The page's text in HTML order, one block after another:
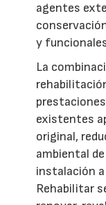
agentes
y
La
existentes
original,
ambiental
instalación
Rehabilitar